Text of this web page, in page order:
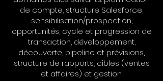
de compte, structure Salesforce,
sensibilisation/prospection,
opportunités, cycle et progression de
transaction, développement,
découverte, pipeline et prévisions,
structure de rapports, cibles (ventes
et affaires) et gestion.